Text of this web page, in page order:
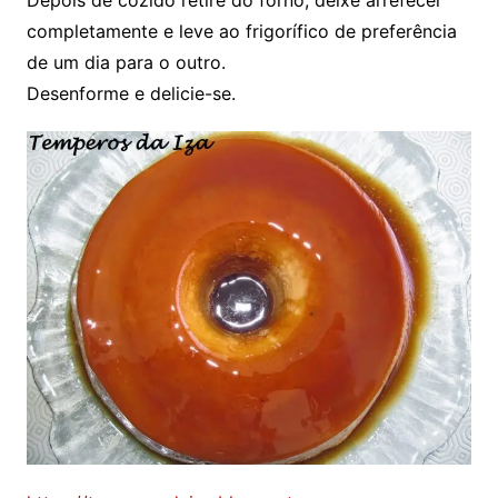
completamente e leve ao frigorífico de preferência
de um dia para o outro.
Desenforme e delicie-se.